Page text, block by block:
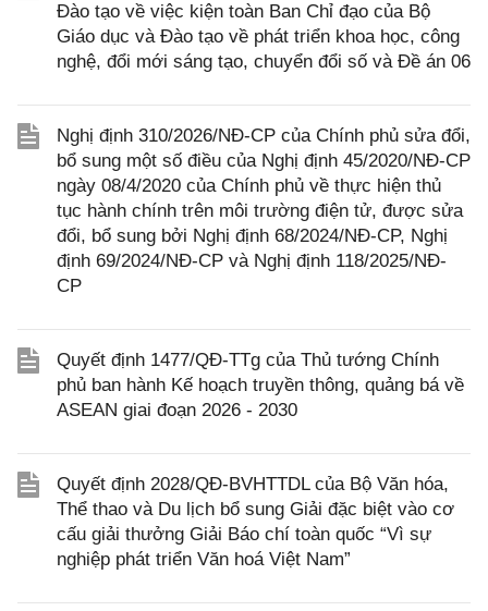
Đào tạo về việc kiện toàn Ban Chỉ đạo của Bộ
Giáo dục và Đào tạo về phát triển khoa học, công
nghệ, đổi mới sáng tạo, chuyển đổi số và Đề án 06
Nghị định 310/2026/NĐ-CP của Chính phủ sửa đổi,
bổ sung một số điều của Nghị định 45/2020/NĐ-CP
ngày 08/4/2020 của Chính phủ về thực hiện thủ
tục hành chính trên môi trường điện tử, được sửa
đổi, bổ sung bởi Nghị định 68/2024/NĐ-CP, Nghị
định 69/2024/NĐ-CP và Nghị định 118/2025/NĐ-
CP
Quyết định 1477/QĐ-TTg của Thủ tướng Chính
phủ ban hành Kế hoạch truyền thông, quảng bá về
ASEAN giai đoạn 2026 - 2030
Quyết định 2028/QĐ-BVHTTDL của Bộ Văn hóa,
Thể thao và Du lịch bổ sung Giải đặc biệt vào cơ
cấu giải thưởng Giải Báo chí toàn quốc “Vì sự
nghiệp phát triển Văn hoá Việt Nam”